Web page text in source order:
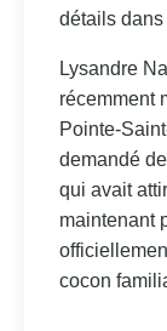
détails
Lysandre
récemment
Pointe-
demandé
qui avait
maintenant
cocon